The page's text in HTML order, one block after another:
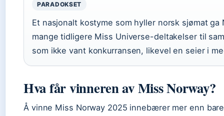
PARADOKSET
Et nasjonalt kostyme som hyller norsk sjømat
mange tidligere Miss Universe-deltakelser til
som ikke vant konkurransen, likevel en seier i
Hva får vinneren av Miss Norway?
Å vinne Miss Norway 2025 innebærer mer enn